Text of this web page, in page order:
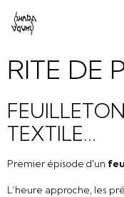
RITE DE
TEXTILE...
Premier épisode d'un
L’heure approche, les